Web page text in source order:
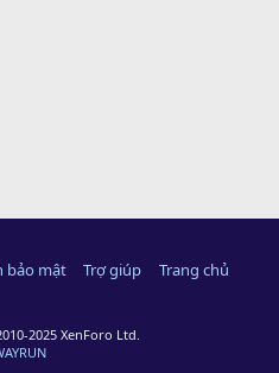
bảo mật Trợ giúp Trang chủ
2025 XenForo Ltd.